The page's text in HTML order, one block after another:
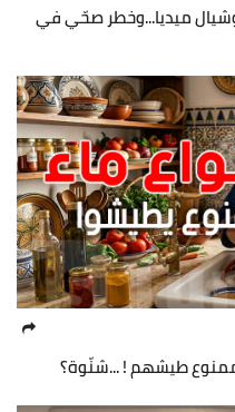
ميديا...وخطر صحّي في